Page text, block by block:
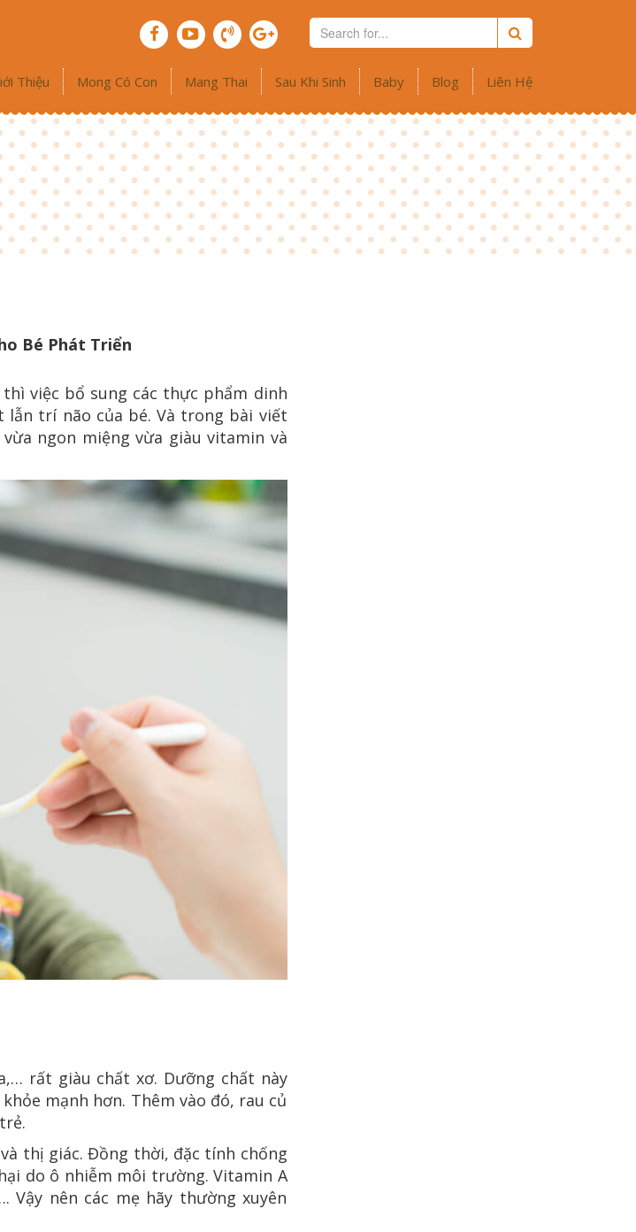
Thiệu Mong Có Con Mang Thai Sau Khi Sinh Baby Blog Liên Hệ
Bé Phát Triển
việc bổ sung các thực phẩm dinh
trí não của bé. Và trong bài viết
vừa ngon miệng vừa giàu vitamin và
rất giàu chất xơ. Dưỡng chất này
mạnh hơn. Thêm vào đó, rau củ
thị giác. Đồng thời, đặc tính chống
do ô nhiễm môi trường. Vitamin A
nên các mẹ hãy thường xuyên